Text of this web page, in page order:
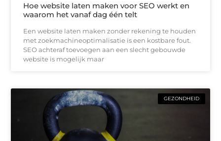
Hoe website laten maken voor SEO werkt en
waarom het vanaf dag één telt
Een website laten maken zonder rekening te houden
met zoekmachineoptimalisatie is een kostbare fout.
SEO achteraf toevoegen aan een slecht gebouwde
website is mogelijk maar
GEZONDHEID